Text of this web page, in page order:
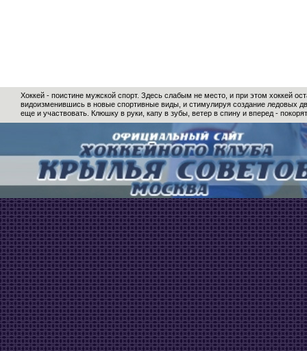
Хоккей - поистине мужской спорт. Здесь слабым не место, и при этом хоккей
видоизменившись в новые спортивные виды, и стимулируя создание ледовых
еще и участвовать. Клюшку в руки, капу в зубы, ветер в спину и вперед -